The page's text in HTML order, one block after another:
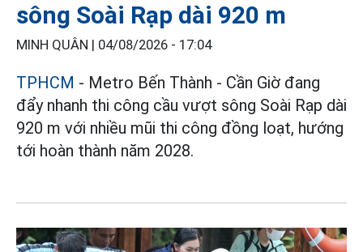
sông Soài Rạp dài 920 m
MINH QUÂN | 04/08/2026 - 17:04
TPHCM - Metro Bến Thành - Cần Giờ đang
đẩy nhanh thi công cầu vượt sông Soài Rạp dài
920 m với nhiều mũi thi công đồng loạt, hướng
tới hoàn thành năm 2028.